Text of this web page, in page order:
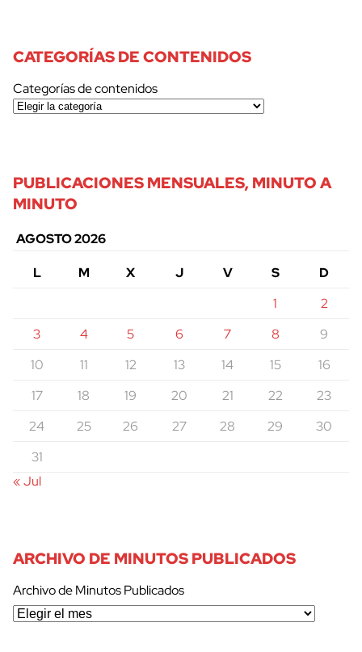
CATEGORÍAS DE CONTENIDOS
Categorías de contenidos
PUBLICACIONES MENSUALES, MINUTO A
MINUTO
AGOSTO 2026
L
M X J V S
D
1
2
3
4 5 6 7 8
9
10
11 12 13 14 15
16
17
18 19 20 21 22
23
24
25 26 27 28 29
30
31
« Jul
ARCHIVO DE MINUTOS PUBLICADOS
Archivo de Minutos Publicados